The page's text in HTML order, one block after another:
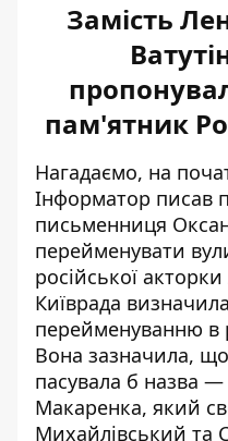
Замість
пам'ятник
Нагадаємо, на
Інформатор писав
письменниця
перейменувати
російської
Київрада
перейменуванню в
Вона зазначила, що
пасувала б назва
Макаренка, який
Михайлівський та